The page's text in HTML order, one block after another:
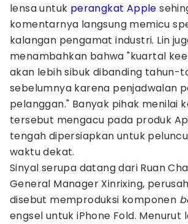
lensa untuk perangkat Apple
komentarnya langsung memicu
kalangan pengamat industri. Lin
menambahkan bahwa "kuartal
akan lebih sibuk dibanding tahun-
sebelumnya karena penjadwalan
pelanggan." Banyak pihak menilai
tersebut mengacu pada produk
tengah dipersiapkan untuk
waktu dekat.
Sinyal serupa datang dari Ruan
General Manager Xinrixing,
disebut memproduksi komponen
engsel untuk iPhone Fold. Menurut